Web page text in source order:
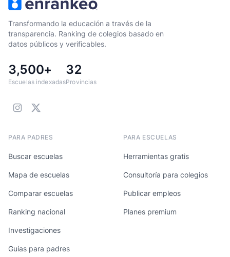
Transformando la educación a través de la
transparencia. Ranking de colegios basado en
datos públicos y verificables.
3,500+
Escuelas indexadas
32
Provincias
PARA PADRES
Buscar escuelas
Mapa de escuelas
Comparar escuelas
Ranking nacional
Investigaciones
Guías para padres
PARA ESCUELAS
Herramientas gratis
Consultoría para colegios
Publicar empleos
Planes premium